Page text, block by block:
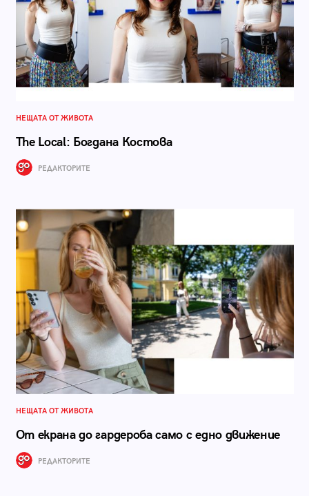
НЕЩАТА ОТ ЖИВОТА
The Local: Богдана Костова
РЕДАКТОРИТЕ
НЕЩАТА ОТ ЖИВОТА
От екрана до гардероба само с едно движение
РЕДАКТОРИТЕ